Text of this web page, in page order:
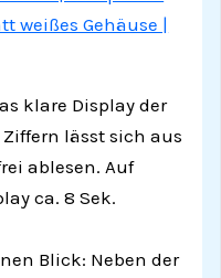
weißes Gehäuse |
klare Display der
lässt sich aus
ablesen. Auf
ca. 8 Sek.
Blick: Neben der